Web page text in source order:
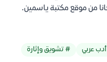
عربي # تشويق وإثارة